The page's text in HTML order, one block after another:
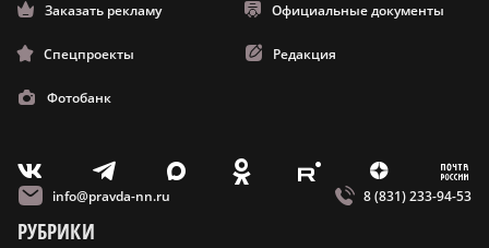
Заказать рекламу Официальные документы
Спецпроекты Редакция
Фотобанк
V T X O E Z m
info@pravda-nn.ru 8 (831) 233-94-53
РУБРИКИ